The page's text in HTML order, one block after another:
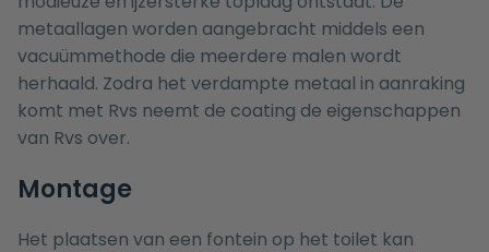
metaallagen worden aangebracht middels een
vacuümmethode die meerdere malen wordt
herhaald. Zodra het verdampte metaal in aanraking
komt met Rvs neemt de coating de eigenschappen
van Rvs over.
Montage
Het plaatsen van een fontein op het toilet kan